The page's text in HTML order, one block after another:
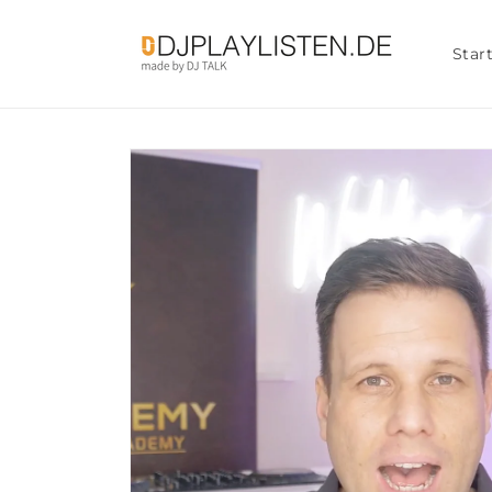
Start
Produktinformationen